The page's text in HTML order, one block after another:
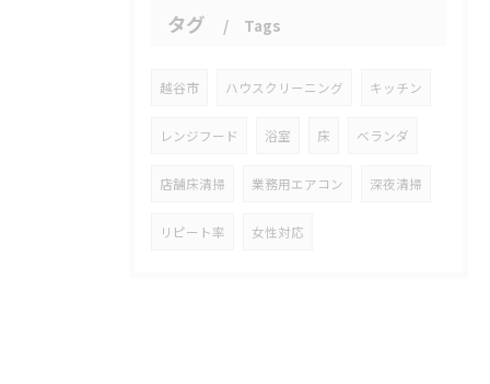
タグ Tags
越谷市 ハウスクリーニング キッチン
レンジフード 浴室 床 ベランダ
店舗床清掃 業務用エアコン 深夜清掃
リピート率 女性対応